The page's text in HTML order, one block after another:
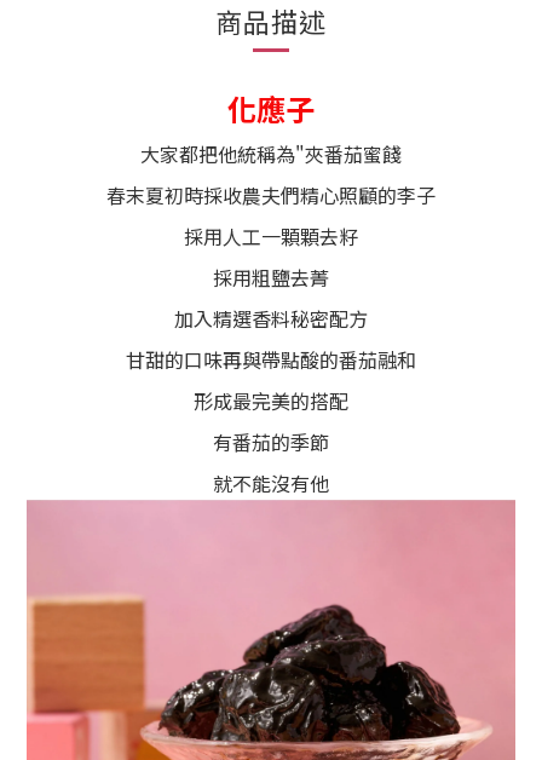
商品描述
化應子
大家都把他統稱為"夾番茄蜜餞
春末夏初時採收農夫們精心照顧的李子
採用人工一顆顆去籽
採用粗鹽去菁
加入精選香料秘密配方
甘甜的口味再與帶點酸的番茄融和
形成最完美的搭配
有番茄的季節
就不能沒有他